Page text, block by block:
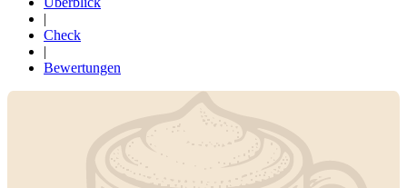
|
Check
|
Bewertungen